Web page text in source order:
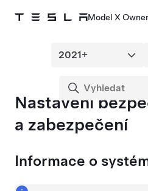
Model X
Nastavení
a zabezpečení
Informace o